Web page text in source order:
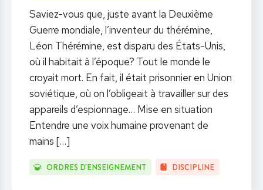
Saviez-vous que, juste avant la Deuxième
Guerre mondiale, l’inventeur du thérémine,
Léon Thérémine, est disparu des États-Unis,
où il habitait à l’époque? Tout le monde le
croyait mort. En fait, il était prisonnier en Union
soviétique, où on l’obligeait à travailler sur des
appareils d’espionnage… Mise en situation
Entendre une voix humaine provenant de
mains […]
ORDRES D'ENSEIGNEMENT DISCIPLINE